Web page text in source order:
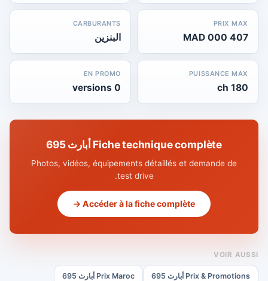
PRIX MAX
407 000 MAD
CARBURANTS
البنزين
PUISSANCE MAX
180 ch
EN PROMO
0 versions
Fiche technique complète أبارث 695
Photos, vidéos, équipements détaillés et demande de
test drive.
Accéder à la fiche complète →
VOIR AUSSI
Prix & Promotions أبارث 695 Prix Maroc أبارث 695